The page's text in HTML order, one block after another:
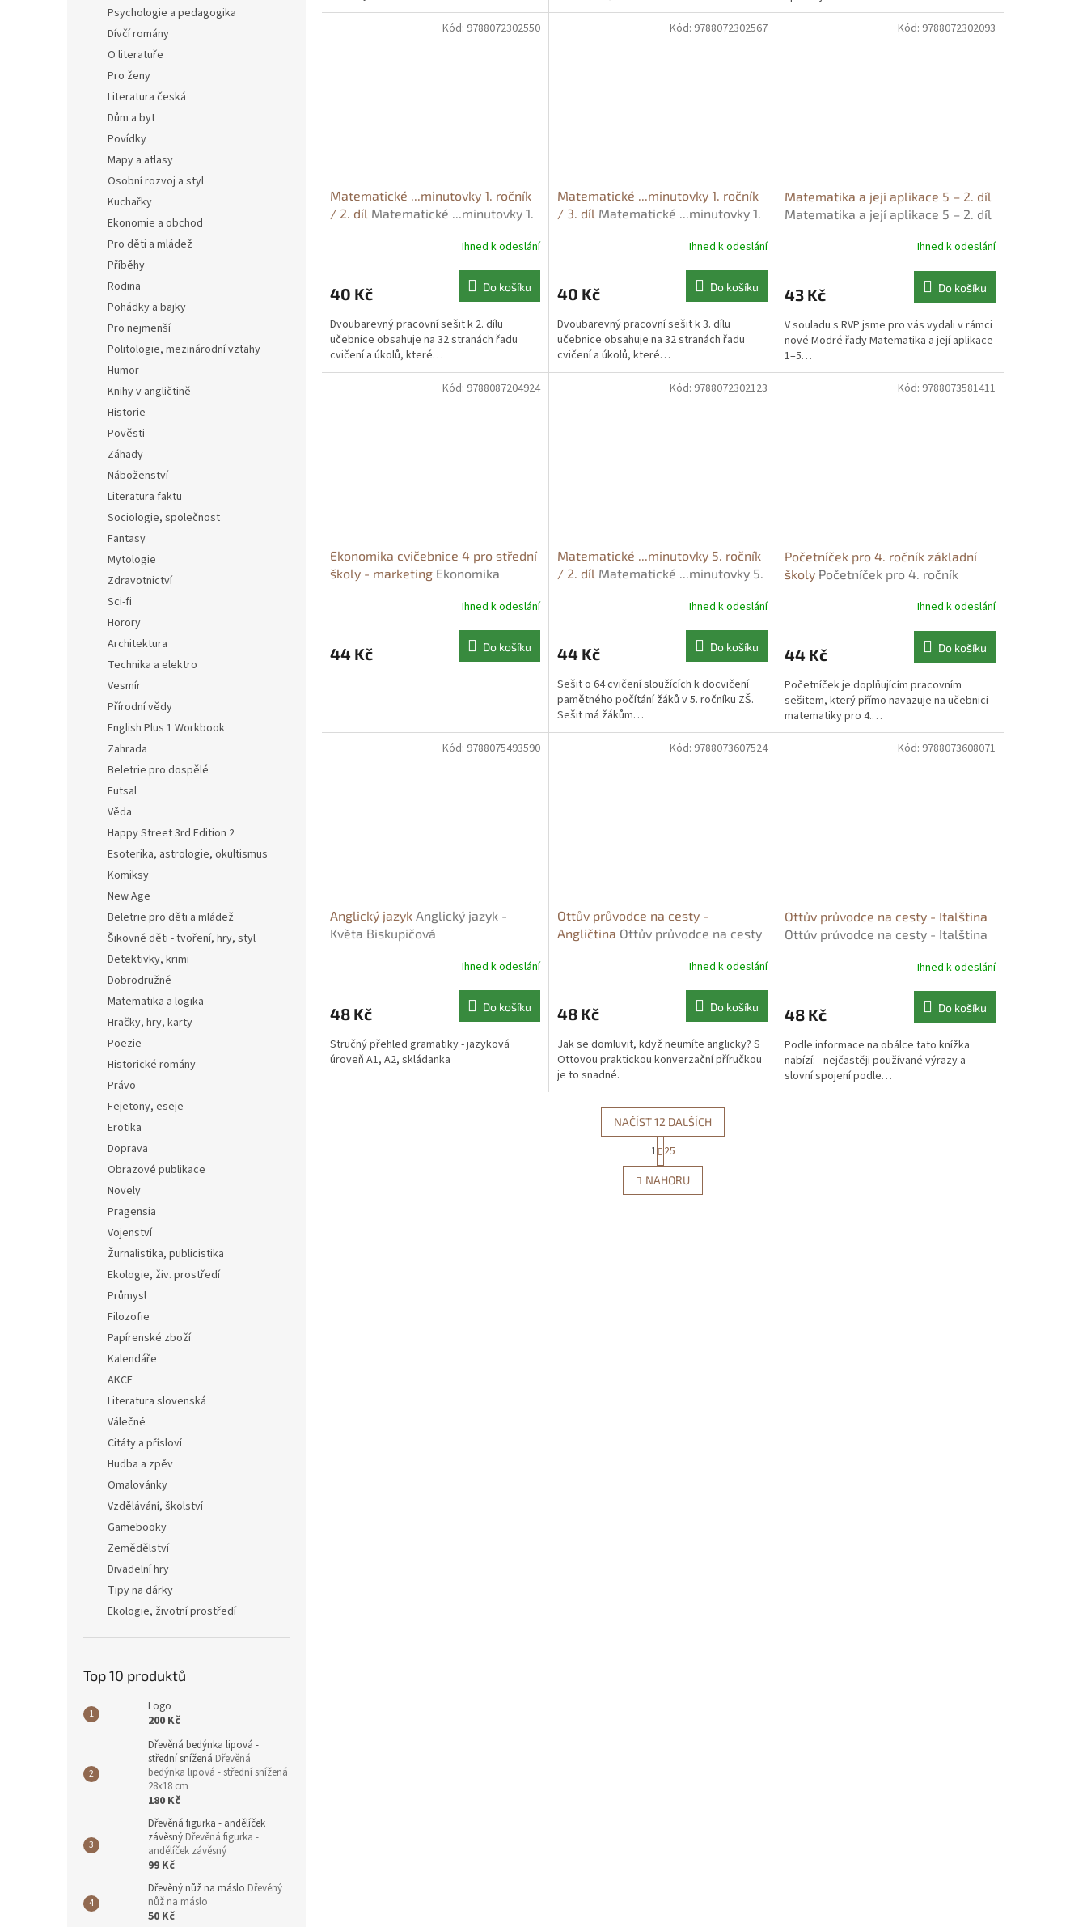
Psychologie a pedagogika
Dívčí romány
O literatuře
Pro ženy
Literatura česká
Dům a byt
Povídky
Mapy a atlasy
Osobní rozvoj a styl
Kuchařky
Ekonomie a obchod
Pro děti a mládež
Příběhy
Rodina
Pohádky a bajky
Pro nejmenší
Politologie, mezinárodní vztahy
Humor
Knihy v angličtině
Historie
Pověsti
Záhady
Náboženství
Literatura faktu
Sociologie, společnost
Fantasy
Mytologie
Zdravotnictví
Sci-fi
Horory
Architektura
Technika a elektro
Vesmír
Přírodní vědy
English Plus 1 Workbook
Zahrada
Beletrie pro dospělé
Futsal
Věda
Happy Street 3rd Edition 2
Esoterika, astrologie, okultismus
Komiksy
New Age
Beletrie pro děti a mládež
Šikovné děti - tvoření, hry, styl
Detektivky, krimi
Dobrodružné
Matematika a logika
Hračky, hry, karty
Poezie
Historické romány
Právo
Fejetony, eseje
Erotika
Doprava
Obrazové publikace
Novely
Pragensia
Vojenství
Žurnalistika, publicistika
Ekologie, živ. prostředí
Průmysl
Filozofie
Papírenské zboží
Kalendáře
AKCE
Literatura slovenská
Válečné
Citáty a přísloví
Hudba a zpěv
Omalovánky
Vzdělávání, školství
Gamebooky
Zemědělství
Divadelní hry
Tipy na dárky
Ekologie, životní prostředí
Top 10 produktů
Logo
200 Kč
Dřevěná bedýnka lipová -
střední snížená Dřevěná
bedýnka lipová - střední snížená
28x18 cm
180 Kč
Dřevěná figurka - andělíček
závěsný Dřevěná figurka -
andělíček závěsný
99 Kč
Dřevěný nůž na máslo Dřevěný
nůž na máslo
50 Kč
Matematické ...minutovky 1. ročník
/ 2. díl Matematické ...minutovky 1.
Ihned k odeslání
40 Kč Do košíku
Dvoubarevný pracovní sešit k 2. dílu
učebnice obsahuje na 32 stranách řadu
cvičení a úkolů, které…
Kód: 9788072302550
Matematické ...minutovky 1. ročník
/ 3. díl Matematické ...minutovky 1.
Ihned k odeslání
40 Kč Do košíku
Dvoubarevný pracovní sešit k 3. dílu
učebnice obsahuje na 32 stranách řadu
cvičení a úkolů, které…
Kód: 9788072302567
Matematika a její aplikace 5 – 2. díl
Matematika a její aplikace 5 – 2. díl
Ihned k odeslání
43 Kč Do košíku
V souladu s RVP jsme pro vás vydali v rámci
nové Modré řady Matematika a její aplikace
1–5…
Kód: 9788072302093
Ekonomika cvičebnice 4 pro střední
školy - marketing Ekonomika
marketing - Martin MalýIhned k odeslání
44 Kč Do košíku
Kód: 9788087204924
Matematické ...minutovky 5. ročník
/ 2. díl Matematické ...minutovky 5.
Ihned k odeslání
44 Kč Do košíku
Sešit o 64 cvičení sloužících k docvičení
pamětného počítání žáků v 5. ročníku ZŠ.
Sešit má žákům…
Kód: 9788072302123
Početníček pro 4. ročník základní
školy Početníček pro 4. ročník
Ihned k odeslání
44 Kč Do košíku
Početníček je doplňujícím pracovním
sešitem, který přímo navazuje na učebnici
matematiky pro 4.…
Kód: 9788073581411
Anglický jazyk Anglický jazyk -
Květa Biskupičová
Ihned k odeslání
48 Kč Do košíku
Stručný přehled gramatiky - jazyková
úroveň A1, A2, skládanka
Kód: 9788075493590
Ottův průvodce na cesty -
Angličtina Ottův průvodce na cesty
Ihned k odeslání
48 Kč Do košíku
Jak se domluvit, když neumíte anglicky? S
Ottovou praktickou konverzační příručkou
je to snadné.
Kód: 9788073607524
Ottův průvodce na cesty - Italština
Ottův průvodce na cesty - Italština
Ihned k odeslání
48 Kč Do košíku
Podle informace na obálce tato knížka
nabízí: - nejčastěji používané výrazy a
slovní spojení podle…
Kód: 9788073608071
O
v
l
NAČÍST 12 DALŠÍCH
t
r
á
n
1 25
NAHORU